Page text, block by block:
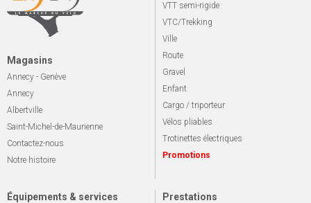
Magasins
Annecy - Genève
Annecy
Albertville
Saint-Michel-de-Maurienne
Contactez-nous
Notre histoire
VTT semi-rigide
VTC/Trekking
Ville
Route
Gravel
Enfant
Cargo / triporteur
Vélos pliables
Trotinettes électriques
Promotions
Équipements & services Prestations